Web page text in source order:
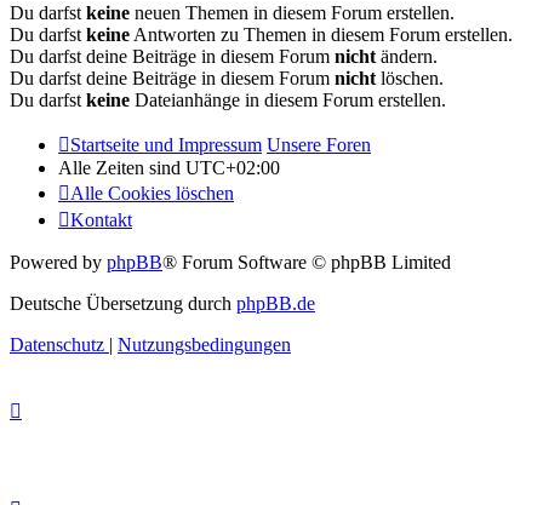
Du darfst keine neuen Themen in diesem Forum erstellen.
Du darfst keine Antworten zu Themen in diesem Forum erstellen.
Du darfst deine Beiträge in diesem Forum nicht ändern.
Du darfst deine Beiträge in diesem Forum nicht löschen.
Du darfst keine Dateianhänge in diesem Forum erstellen.
Startseite und Impressum Unsere Foren
Alle Zeiten sind UTC+02:00
Alle Cookies löschen
Kontakt
Powered by phpBB® Forum Software © phpBB Limited
Deutsche Übersetzung durch phpBB.de
Datenschutz | Nutzungsbedingungen